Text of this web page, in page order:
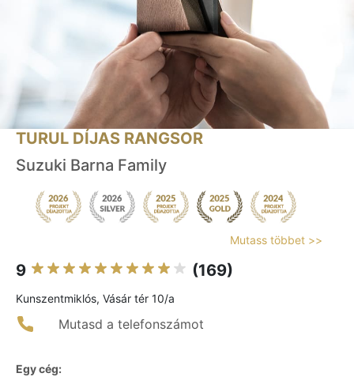
TURUL DÍJAS RANGSOR
Suzuki Barna Family
Mutass többet >>
9 (169)
Kunszentmiklós, Vásár tér 10/a
Mutasd a telefonszámot
Egy cég: